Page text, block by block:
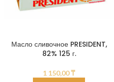
Масло сливочное PRESIDENT,
82% 125 г.
1 150,00₸